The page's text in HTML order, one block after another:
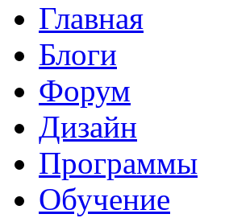
Главная
Блоги
Форум
Дизайн
Программы
Обучение